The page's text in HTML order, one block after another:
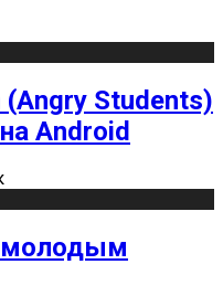
(Angry Students)
Android
молодым